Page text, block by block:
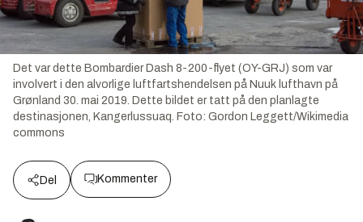
Det var dette Bombardier Dash 8-200-flyet (OY-GRJ) som var
involvert i den alvorlige luftfartshendelsen på Nuuk lufthavn på
Grønland 30. mai 2019. Dette bildet er tatt på den planlagte
destinasjonen, Kangerlussuaq. Foto: Gordon Leggett/Wikimedia
commons
Del Kommenter